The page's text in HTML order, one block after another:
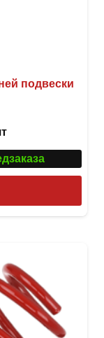
подвески